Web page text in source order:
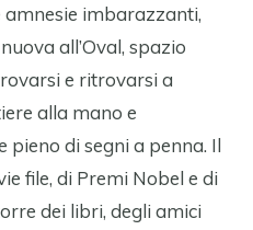
amnesie imbarazzanti,
all’Oval, spazio
e ritrovarsi a
alla mano e
di segni a penna. Il
file, di Premi Nobel e di
dei libri, degli amici